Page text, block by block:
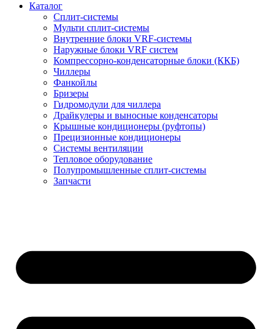
Каталог
Сплит-системы
Мульти сплит-системы
Внутренние блоки VRF-cистемы
Наружные блоки VRF cистем
Компрессорно-конденсаторные блоки (ККБ)
Чиллеры
Фанкойлы
Бризеры
Гидромодули для чиллера
Драйкулеры и выносные конденсаторы
Крышные кондиционеры (руфтопы)
Прецизионные кондиционеры
Системы вентиляции
Тепловое оборудование
Полупромышленные сплит-системы
Запчасти